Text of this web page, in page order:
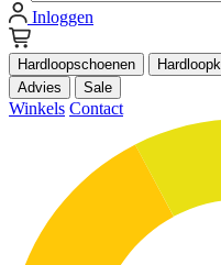
Inloggen
Hardloopschoenen
Advies
Sale
Winkels Contact